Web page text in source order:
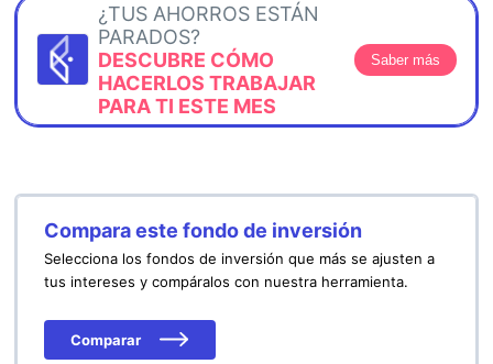
¿TUS AHORROS ESTÁN
PARADOS?
DESCUBRE CÓMO
HACERLOS TRABAJAR
PARA TI ESTE MES
Saber más
Compara este fondo de inversión
Selecciona los fondos de inversión que más se ajusten a
tus intereses y compáralos con nuestra herramienta.
Comparar